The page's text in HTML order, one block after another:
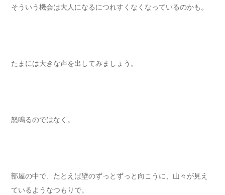
そういう機会は大人になるにつれすくなくなっているのかも。
たまには大きな声を出してみましょう。
怒鳴るのではなく。
部屋の中で、たとえば壁のずっとずっと向こうに、山々が見え
ているようなつもりで。